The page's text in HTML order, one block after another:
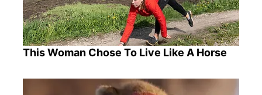
This Woman Chose To Live Like A Horse